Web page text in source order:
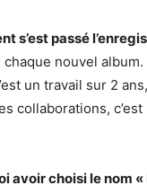
s’est passé
chaque nouvel
un travail sur 2
collaborations,
avoir choisi le nom